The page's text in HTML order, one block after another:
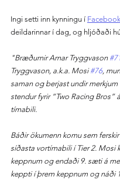
Ingi setti inn kynningu í
deildarinnar í dag, og hljóðaði
"Bræðurnir Arnar Tryggvason
Tryggvason, a.k.a. Mosi #76,
saman og berjast undir merkjum
stendur fyrir “Two Racing Bros”
tímabili.
Báðir ökumenn komu sem
síðasta vortímabili í Tier 2. Mosi
keppnum og endaði 9. sæti á
keppti í þrem keppnum og náði